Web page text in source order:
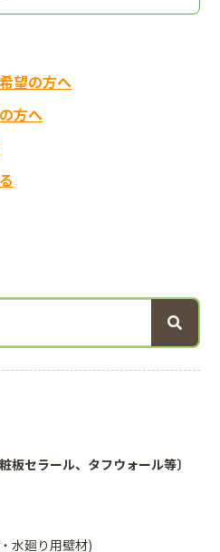
望の方へ
方へ
板セラール、タフウォール等〕
水廻り用壁材)